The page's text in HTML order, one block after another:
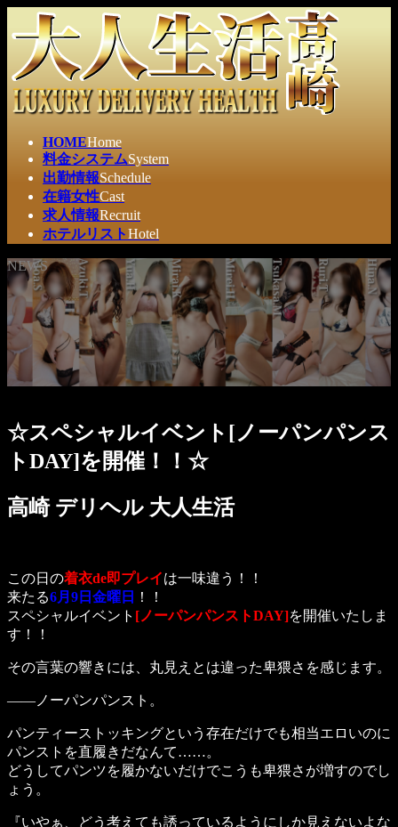
ン
ン
ツ
へ
ビ
ー
シ
ョ
HOMEHome
料金システムSystem
出勤情報Schedule
在籍女性Cast
求人情報Recruit
ホテルリストHotel
NEWS
☆スペシャルイベント[ノーパンパンス
トDAY]を開催！！☆
高崎 デリヘル 大人生活
この日の着衣de即プレイは一味違う！！
来たる6月9日金曜日
！！
スペシャルイベント [ノーパンパンストDAY]を開催いたしま
す！！
その言葉の響きには、丸見えとは違った卑猥さを感じます。
――ノーパンパンスト。
パンティーストッキングという存在だけでも相当エロいのに
パンストを直履きだなんて……。
どうしてパンツを履かないだけでこうも卑猥さが増すのでし
ょう。
『いやぁ、どう考えても誘っているようにしか見えないよな